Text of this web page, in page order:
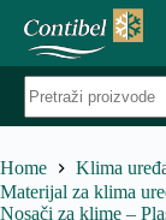
content
results
Home
Klima
Materijal za klima
Nosači za klime –